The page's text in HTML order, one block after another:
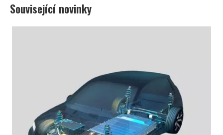
Související novinky